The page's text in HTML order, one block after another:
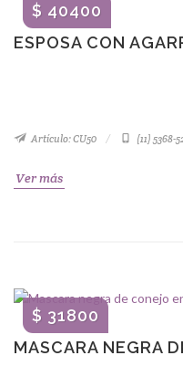
ESPOSA CON
$ 40400
Artículo: CU50 (11) 5368-
Ver más
MASCARA NEGRA
$ 31800